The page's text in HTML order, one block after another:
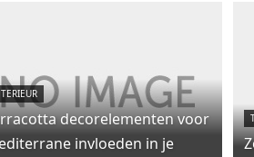
decorelementen voor
invloeden in je